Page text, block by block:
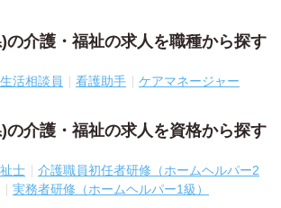
の介護・福祉の求人を職種から探す
生活相談員 看護助手 ケアマネージャー
の介護・福祉の求人を資格から探す
士
介護職員初任者研修（ホームヘルパー2
実務者研修（ホームヘルパー1級）